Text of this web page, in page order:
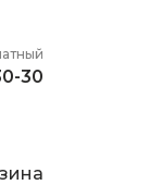
30